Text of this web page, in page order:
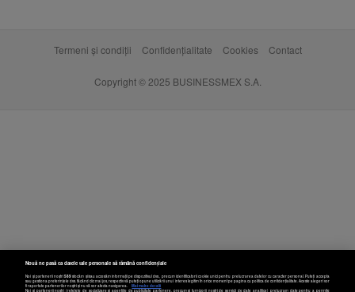
Termeni și condiții Confidențialitate Cookies Contact
Copyright © 2025 BUSINESSMEX S.A.
Nouă ne pasă ca datele tale personale să rămână confidențiale
Noi și partenerii noștri589stocăm și/sau accesăm informații pe dispozitivul dvs., precum identificatorii cookie unici pentru prelucrarea datelor cu caracter personal. Puteți accepta
sau gestiona preferințele dvs. făcând clic mai jos, respectiv vă puteți opune utilizării unui interes legitim în orice moment pe pagina cu politica de confidențialitate. Aceste alegeri vor
fi raportate partenerilor noștri și nu vă vor afecta navigarea.
Mai multe detalii
Noi si partenerii nostri (retelele de socializare si agentiile de publicitate partenere, precum si furnizorii nostri de servicii de date analitice) prelucram date pentru a permite